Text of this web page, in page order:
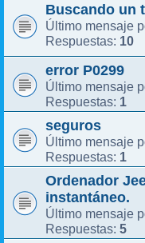
Buscando un
Último mensaje
Respuestas: 10
error P0299
Último mensaje
Respuestas: 1
seguros
Último mensaje
Respuestas: 1
Ordenador
instantáneo.
Último mensaje
Respuestas: 5